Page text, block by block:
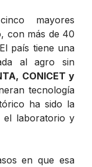
mayores
con más de 40
país tiene una
al agro sin
CONICET y
tecnología
ha sido la
el laboratorio y
en que esa